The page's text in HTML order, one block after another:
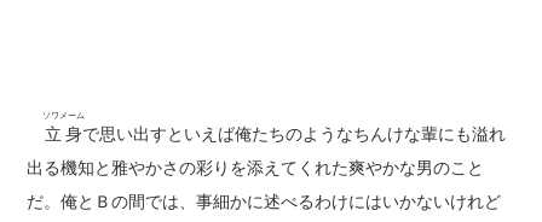
立身
ソワメーム
で思い出すといえば俺たちのようなちんけな輩にも溢れ
出る機知と雅やかさの彩りを添えてくれた爽やかな男のこと
だ。俺とＢの間では、事細かに述べるわけにはいかないけれど